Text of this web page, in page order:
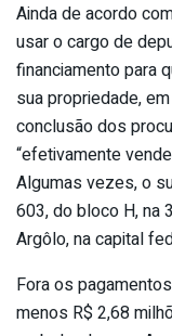
Ainda de acordo
usar o cargo de
financiamento para
sua propriedade,
conclusão dos
“efetivamente
Algumas vezes, o
603, do bloco H, na
Argôlo, na capital
Fora os
menos R$ 2,68